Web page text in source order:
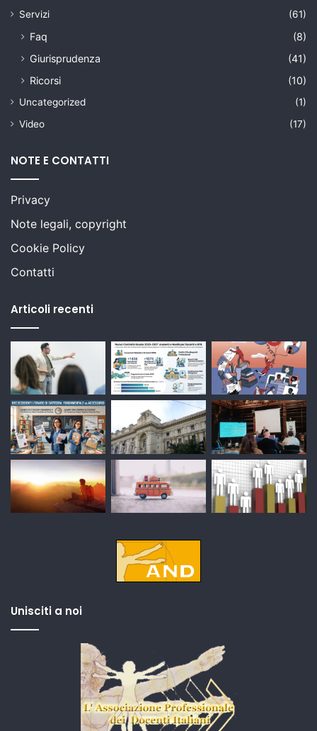
Servizi (61)
Faq
(8)
Giurisprudenza
(41)
Ricorsi
(10)
Uncategorized
(1)
Video
(17)
NOTE E CONTATTI
Privacy
Note legali, copyright
Cookie Policy
Contatti
Articoli recenti
Unisciti a noi